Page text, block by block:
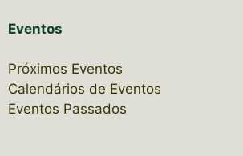
Eventos
Próximos Eventos
Calendários de Eventos
Eventos Passados